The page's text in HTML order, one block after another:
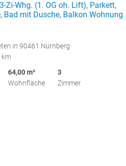
Zi-Whg. (1. OG oh. Lift), Parkett,
Bad mit Dusche, Balkon Wohnung
in 90461 Nürnberg
km
64,00 m²
Wohnfläche
3
Zimmer